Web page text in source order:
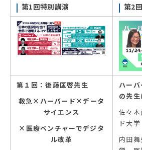
第1回特別講演 第2
第１回：後藤匡啓先生
救急×ハーバード ×データ
サイエンス
× 医療ベンチャーでデジタ
ル改革
ハー
の先生
佐々
ド大
内田